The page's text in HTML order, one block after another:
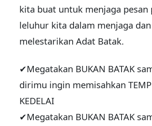
kita buat untuk menjaga pesan
leluhur kita dalam menjaga dan
melestarikan Adat Batak.
✔Megatakan BUKAN BATAK
dirimu ingin memisahkan
KEDELAI
✔Megatakan BUKAN BATAK